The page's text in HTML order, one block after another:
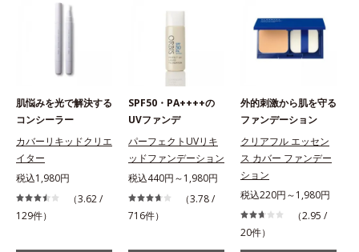
肌悩みを光で解決する
コンシーラー
カバーリキッドクリエ
イター
税込1,980円
（3.62 /
129件）
SPF50・PA++++の
UVファンデ
パーフェクトUVリキ
ッドファンデーション
税込440円～1,980円
（3.78 /
716件）
外的刺激から肌を守る
ファンデーション
クリアフル エッセン
ス カバー ファンデー
ション
税込220円～1,980円
（2.95 /
20件）